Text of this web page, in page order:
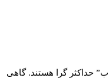
حداکثر گرا هستند. گاهی